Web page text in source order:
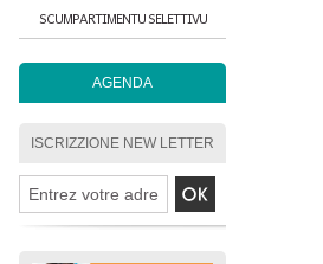
SCUMPARTIMENTU SELETTIVU
AGENDA
ISCRIZZIONE NEW LETTER